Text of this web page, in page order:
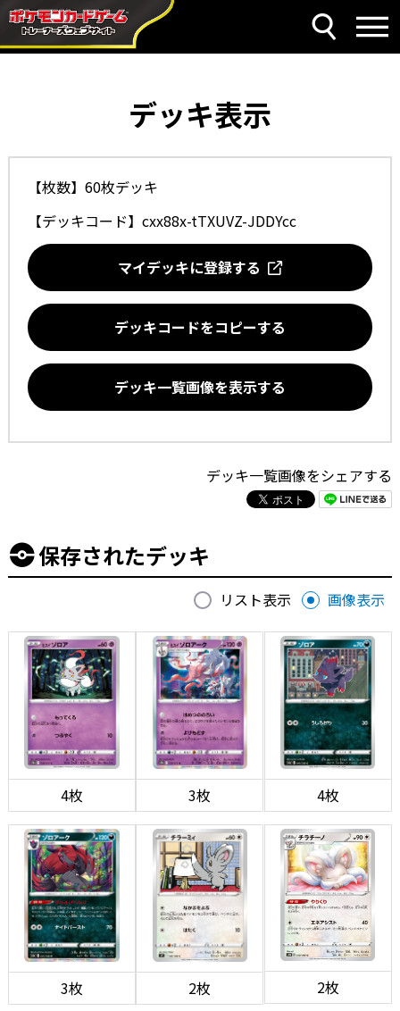
デッキ表示
【枚数】60枚デッキ
【デッキコード】 cxx88x-tTXUVZ-JDDYcc
マイデッキに登録する
デッキコードをコピーする
デッキ一覧画像を表示する
デッキ一覧画像をシェアする
保存されたデッキ
リスト表示 画像表示
4枚 3枚 4枚
3枚 2枚 2枚